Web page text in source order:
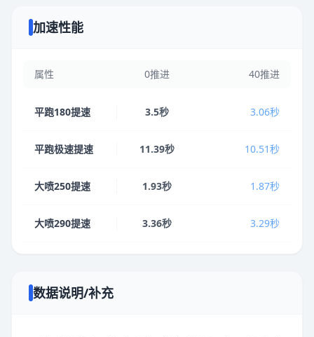
加速性能
属性 0推进 40推进
平跑180提速 3.5秒 3.06秒
平跑极速提速 11.39秒 10.51秒
大喷250提速 1.93秒 1.87秒
大喷290提速 3.36秒 3.29秒
数据说明/补充